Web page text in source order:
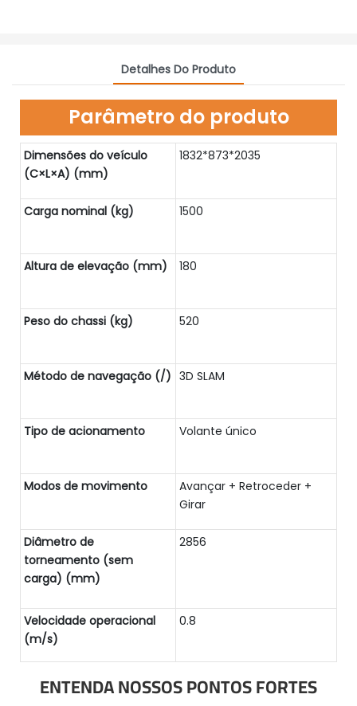
Detalhes Do Produto
Parâmetro do produto
Dimensões do veículo
(C×L×A) (mm)
1832*873*2035
Carga nominal (kg) 1500
Altura de elevação (mm) 180
Peso do chassi (kg) 520
Método de navegação (/) 3D SLAM
Tipo de acionamento Volante único
Modos de movimento
Avançar + Retroceder +
Girar
Diâmetro de
torneamento (sem
carga) (mm)
2856
Velocidade operacional
(m/s)
0.8
ENTENDA NOSSOS PONTOS FORTES